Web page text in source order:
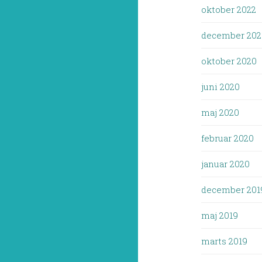
oktober 2022
december
oktober 2020
juni 2020
maj 2020
februar 2020
januar 2020
december
maj 2019
marts 2019